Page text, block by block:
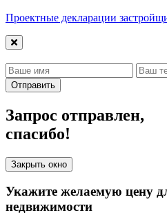
Проектные декларации
Отправить
Запрос отправлен,
спасибо!
Закрыть окно
Укажите желаемую цену
недвижимости